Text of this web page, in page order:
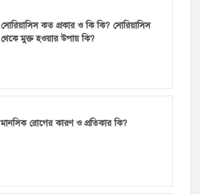
সোরিয়াসিস কত প্রকার ও কি কি? সোরিয়াসিস
থেকে মুক্ত হওয়ার উপায় কি?
মানসিক রোগের কারণ ও প্রতিকার কি?